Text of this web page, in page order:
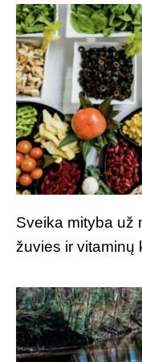
Sveika mityba už
žuvies ir vitaminų